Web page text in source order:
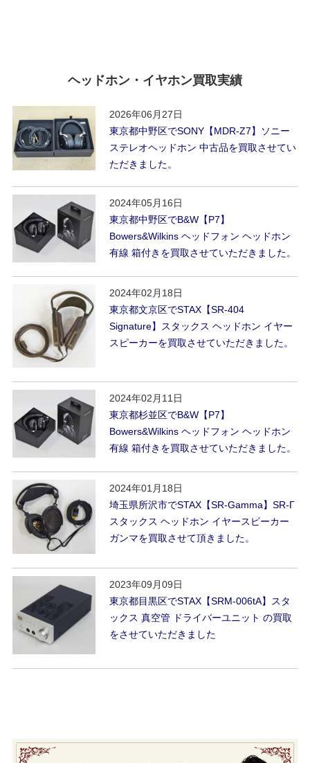
ヘッドホン・イヤホン買取実績
2026年06月27日
東京都中野区でSONY【MDR-Z7】ソニー
ステレオヘッドホン 中古品を買取させてい
ただきました。
2024年05月16日
東京都中野区でB&W【P7】
Bowers&Wilkins ヘッドフォン ヘッドホン
有線 箱付きを買取させていただきました。
2024年02月18日
東京都文京区でSTAX【SR-404
Signature】スタックス ヘッドホン イヤー
スピーカーを買取させていただきました。
2024年02月11日
東京都杉並区でB&W【P7】
Bowers&Wilkins ヘッドフォン ヘッドホン
有線 箱付きを買取させていただきました。
2024年01月18日
埼玉県所沢市でSTAX【SR-Gamma】SR-Γ
スタックス ヘッドホン イヤースピーカー
ガンマを買取させて頂きました。
2023年09月09日
東京都目黒区でSTAX【SRM-006tA】スタ
ックス 真空管 ドライバーユニット の買取
をさせていただきました